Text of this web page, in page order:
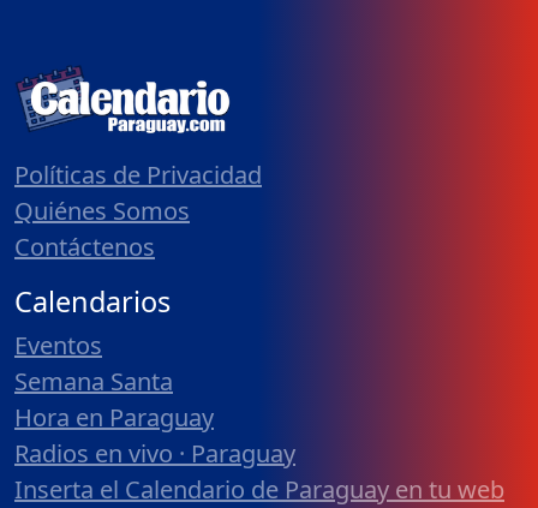
Políticas de Privacidad
Quiénes Somos
Contáctenos
Calendarios
Eventos
Semana Santa
Hora en Paraguay
Radios en vivo · Paraguay
Inserta el Calendario de Paraguay en tu web